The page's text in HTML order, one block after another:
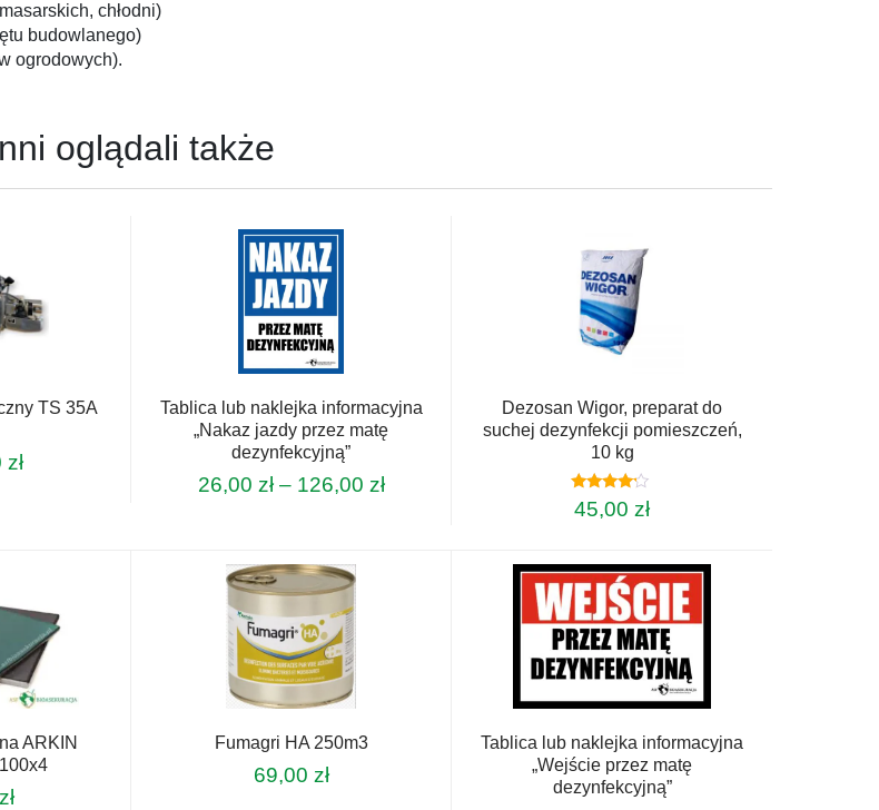
chłodni)
budowlanego)
ogrodowych).
oglądali także
TS 35A
zł
Tablica lub naklejka informacyjna
„Nakaz jazdy przez matę
dezynfekcyjną”
26,00 zł – 126,00 złZakres
ma
wiele
wariantów.
Opcje
można
wybrać
na
stronie
produktu
Dezosan Wigor, preparat do
suchej dezynfekcji pomieszczeń,
10 kg
Oceniono
4.00
45,00zł
ARKIN
zł
Fumagri HA 250m3
69,00 zł
Tablica lub naklejka informacyjna
„Wejście przez matę
dezynfekcyjną”